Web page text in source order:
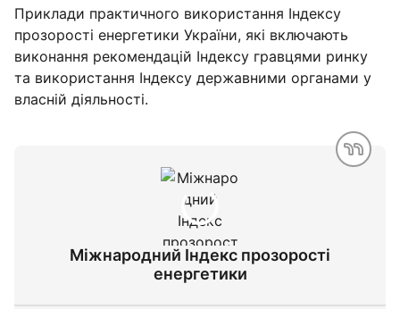
Приклади практичного використання Індексу
прозорості енергетики України, які включають
виконання рекомендацій Індексу гравцями ринку
та використання Індексу державними органами у
власній діяльності.
Міжнародний Індекс прозорості
енергетики